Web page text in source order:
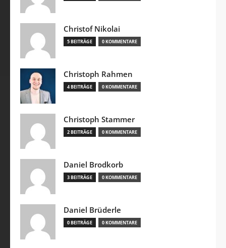
Christof Nikolai
5 BEITRÄGE 0 KOMMENTARE
Christoph Rahmen
4 BEITRÄGE 0 KOMMENTARE
Christoph Stammer
2 BEITRÄGE 0 KOMMENTARE
Daniel Brodkorb
3 BEITRÄGE 0 KOMMENTARE
Daniel Brüderle
0 BEITRÄGE 0 KOMMENTARE